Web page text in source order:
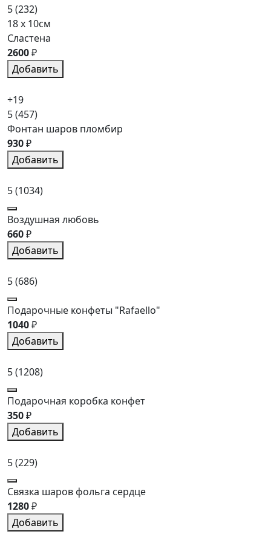
5(232)
18 x 10см
Сластена
2600₽
Добавить
+19
5(457)
Фонтан шаров пломбир
930₽
Добавить
5(1034)
Воздушная любовь
660₽
Добавить
5(686)
Подарочные конфеты "Rafaello"
1040₽
Добавить
5(1208)
Подарочная коробка конфет
350₽
Добавить
5(229)
Связка шаров фольга сердце
1280₽
Добавить